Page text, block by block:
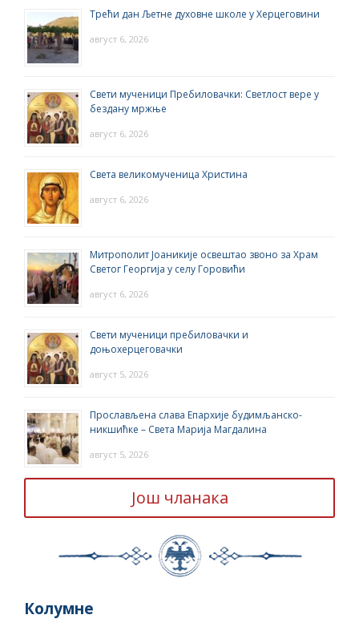
Трећи дан Љетне духовне школе у Херцеговини
август 6, 2026
Свети мученици Пребиловачки: Светлост вере у
бездану мржње
август 6, 2026
Света великомученица Христина
август 6, 2026
Митрополит Јоаникије освештао звоно за Храм
Светог Георгија у селу Горовићи
август 6, 2026
Свети мученици пребиловачки и
доњохерцеговачки
август 5, 2026
Прослављена слава Епархије будимљанско-
никшићке – Света Марија Магдалина
август 5, 2026
Још чланака
Колумне